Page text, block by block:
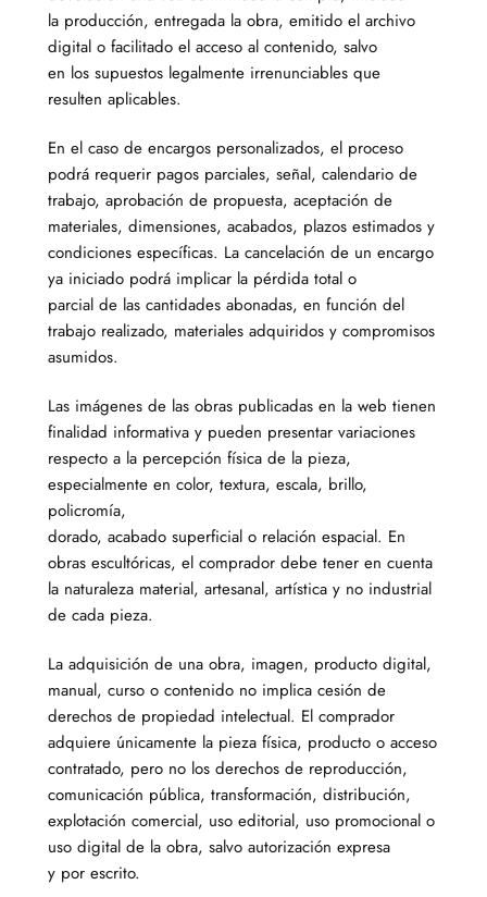
la producción, entregada la obra, emitido el archivo
digital o facilitado el acceso al contenido, salvo
en los supuestos legalmente irrenunciables que
resulten aplicables.
En el caso de encargos personalizados, el proceso
podrá requerir pagos parciales, señal, calendario de
trabajo, aprobación de propuesta, aceptación de
materiales, dimensiones, acabados, plazos estimados y
condiciones específicas. La cancelación de un encargo
ya iniciado podrá implicar la pérdida total o
parcial de las cantidades abonadas, en función del
trabajo realizado, materiales adquiridos y compromisos
asumidos.
Las imágenes de las obras publicadas en la web tienen
finalidad informativa y pueden presentar variaciones
respecto a la percepción física de la pieza,
especialmente en color, textura, escala, brillo,
policromía,
dorado, acabado superficial o relación espacial. En
obras escultóricas, el comprador debe tener en cuenta
la naturaleza material, artesanal, artística y no industrial
de cada pieza.
La adquisición de una obra, imagen, producto digital,
manual, curso o contenido no implica cesión de
derechos de propiedad intelectual. El comprador
adquiere únicamente la pieza física, producto o acceso
contratado, pero no los derechos de reproducción,
comunicación pública, transformación, distribución,
explotación comercial, uso editorial, uso promocional o
uso digital de la obra, salvo autorización expresa
y por escrito.